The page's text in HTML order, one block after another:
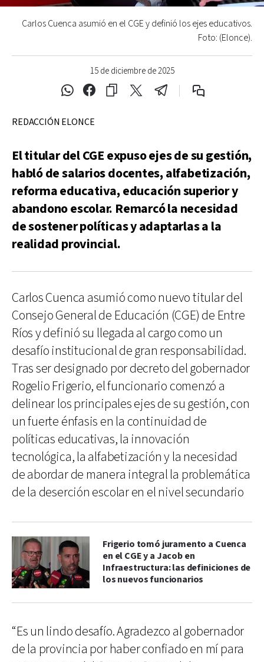
15 de diciembre de 2025
Carlos Cuenca asumió en el CGE y definió los ejes educativos.
Foto: (Elonce).
REDACCIÓN ELONCE
El titular del CGE expuso ejes de su gestión,
habló de salarios docentes, alfabetización,
reforma educativa, educación superior y
abandono escolar. Remarcó la necesidad
de sostener políticas y adaptarlas a la
realidad provincial.
Carlos Cuenca asumió como nuevo titular del
Consejo General de Educación (CGE) de Entre
Ríos y definió su llegada al cargo como un
desafío institucional de gran responsabilidad.
Tras ser designado por decreto del gobernador
Rogelio Frigerio, el funcionario comenzó a
delinear los principales ejes de su gestión, con
un fuerte énfasis en la continuidad de
políticas educativas, la innovación
tecnológica, la alfabetización y la necesidad
de abordar de manera integral la problemática
de la deserción escolar en el nivel secundario
Frigerio tomó juramento a Cuenca
en el CGE y a Jacob en
Infraestructura: las definiciones de
los nuevos funcionarios
“Es un lindo desafío. Agradezco al gobernador
de la provincia por haber confiado en mí para